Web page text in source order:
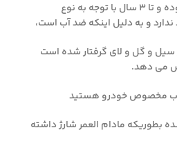
اقدام به ردیابی خودرو نموده و تا ۳ سال با توجه به نوع
ندارد و به دلیل اینکه ضد آب است،
سیل و گل و لای گرفتار شده است
می دهد.
مخصوص خودرو هستید
بطوریکه مادام العمر شارژ داشته